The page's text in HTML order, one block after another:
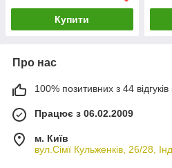
Купити
Про нас
100% позитивних з 44 відгуків
Працює з 06.02.2009
м. Київ
вул.Сімї Кульженків, 26/28,